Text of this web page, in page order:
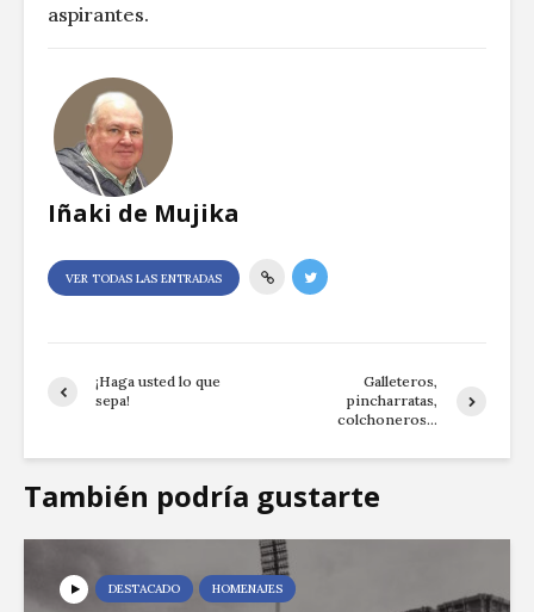
aspirantes.
Iñaki de Mujika
VER TODAS LAS ENTRADAS
¡Haga usted lo que
sepa!
Galleteros,
pincharratas,
colchoneros…
También podría gustarte
DESTACADO HOMENAJES